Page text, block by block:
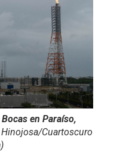
en Paraíso,
Cuartoscuro